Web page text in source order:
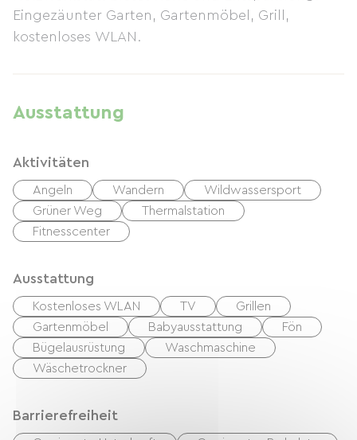
Eingezäunter Garten, Gartenmöbel, Grill,
kostenloses WLAN.
Ausstattung
Aktivitäten
Angeln Wandern
Wildwassersport
Grüner Weg
Thermalstation
Fitnesscenter
Ausstattung
Kostenloses WLAN TV
Grillen
Gartenmöbel
Babyausstattung
Fön
Bügelausrüstung
Waschmaschine
Wäschetrockner
Barrierefreiheit